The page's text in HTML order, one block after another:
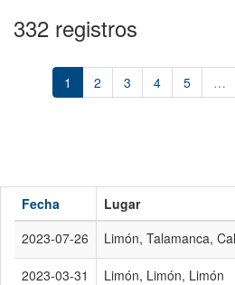
332 registros
1 2 3 4 5 …
Fecha Lugar
2023-07-26
Limón, Talamanca,
2023-03-31 Limón, Limón, Limón